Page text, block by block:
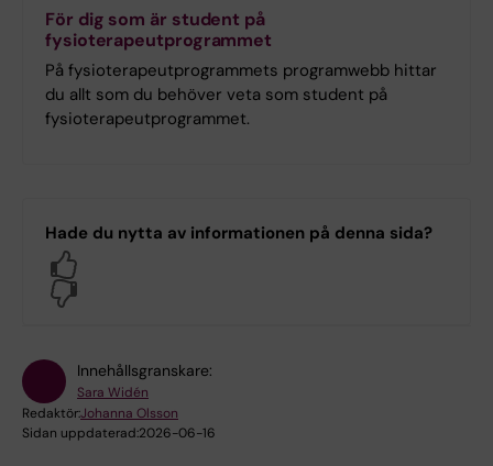
För dig som är student på
fysioterapeutprogrammet
På fysioterapeutprogrammets programwebb hittar
du allt som du behöver veta som student på
fysioterapeutprogrammet.
Hade du nytta av informationen på denna sida?
Innehållsgranskare:
Sara Widén
Redaktör:Johanna Olsson
Sidan uppdaterad:2026-06-16